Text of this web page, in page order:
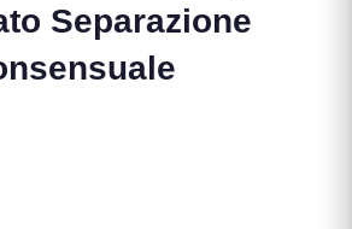
Separazione